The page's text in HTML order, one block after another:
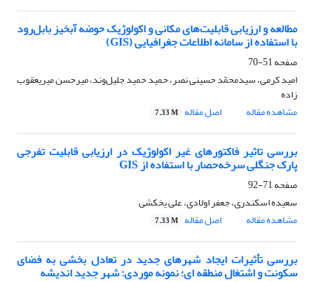
مطالعه و ارزیابی قابلیت‌های مکانی و اکولوژیک حوضه آبخیز بابل‌رود
با استفاده از سامانه اطلاعات جغرافیایی (GIS)
صفحه51-70
امید کرمی، سیدمحمّد حسینی نصر، حمید حمید جلیل‌وند، میرحسن میریعقوب
زاده
مشاهده مقاله
اصل مقاله 7.33 M
بررسی تاثیر فاکتورهای غیر اکولوژیک در ارزیابی قابلیت تفرجی
پارک جنگلی سرخه‌حصار با استفاده از GIS
صفحه71-92
سعیده اسکندری، جعفر اولادی، علی یخکشی
مشاهده مقاله
اصل مقاله 7.33 M
بررسی تأثیرات ایجاد شهرهای جدید در تعادل بخشی به فضای
سکونت و اشتغال منطقه ای؛ نمونه موردی: شهر جدید اندیشه